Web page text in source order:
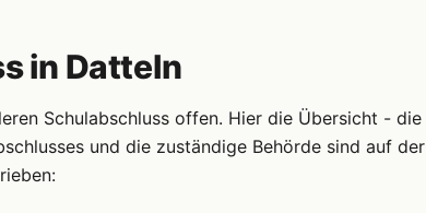
in Datteln
Schulabschluss offen. Hier die Übersicht - die
und die zuständige Behörde sind auf der